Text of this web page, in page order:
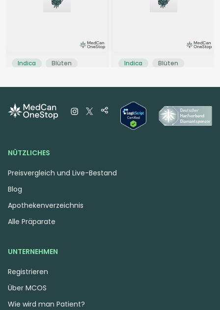
Indica Blüten
THC:30% CBD: %
Indica Blüten
THC:31% CBD:
Daily Special 27/1 LES
Lemon Sorbet
NÜTZLICHES
Preisvergleich und Live-Bestand
Blog
Apothekenverzeichnis
Alle Präparate
UNTERNEHMEN
Registrieren
Über MCOS
Wie wird man Patient?